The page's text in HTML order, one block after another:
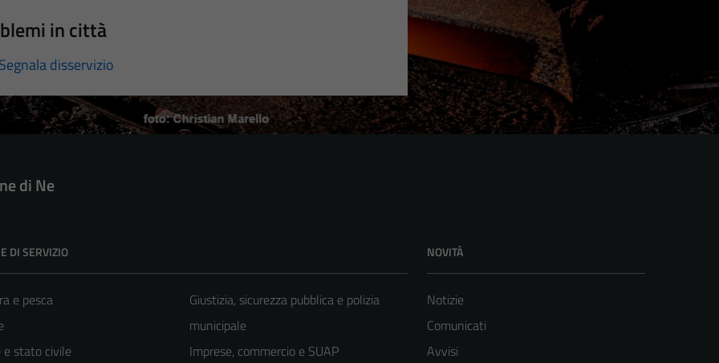
in città
Segnala disservizio
di Ne
DI SERVIZIO
e pesca
e stato civile
Giustizia, sicurezza pubblica e polizia
municipale
Imprese, commercio e SUAP
NOVITÀ
Notizie
Comunicati
Avvisi